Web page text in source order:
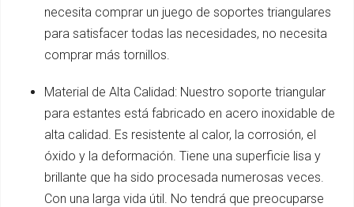
necesita comprar un juego de soportes triangulares
para satisfacer todas las necesidades, no necesita
comprar más tornillos.
Material de Alta Calidad: Nuestro soporte triangular
para estantes está fabricado en acero inoxidable de
alta calidad. Es resistente al calor, la corrosión, el
óxido y la deformación. Tiene una superficie lisa y
brillante que ha sido procesada numerosas veces.
Con una larga vida útil. No tendrá que preocuparse